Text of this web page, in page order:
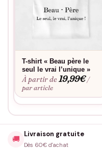
Message authentique
Coupe pensée pour le
Coloris neutres qui
Tissu qui garde sa
Fierté assumée de
Repas dominicaux,
enfants, fête des pères ou
T-shirt « Beau père le
seul le vrai l’unique »
À partir de19,99€ /
par article
🚚
Livraison gratuite
Dès 60€ d'achat